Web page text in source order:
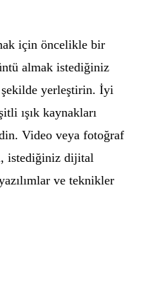
için öncelikle bir
almak istediğiniz
şekilde yerleştirin. İyi
ışık kaynakları
Video veya fotoğraf
istediğiniz dijital
ve teknikler